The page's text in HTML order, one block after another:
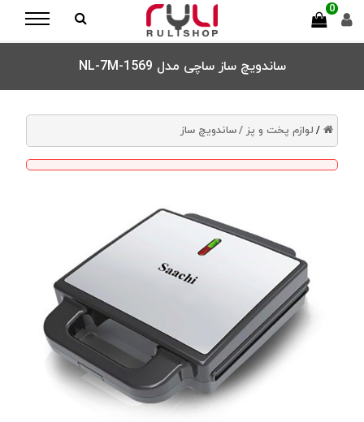
0
ساندویچ ساز ساچی مدل NL-7M-1569
/ لوازم پخت و پز /ساندویچ ساز